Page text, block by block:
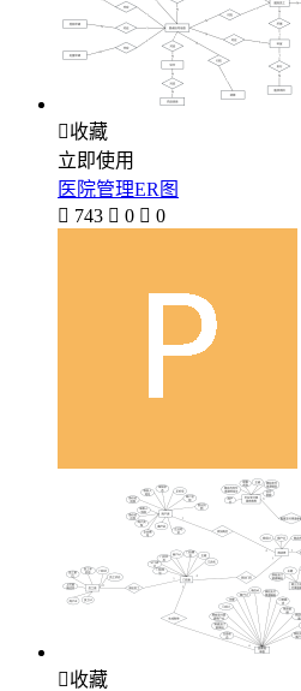
收藏
立即使用
医院管理ER图
 743  0  0
收藏